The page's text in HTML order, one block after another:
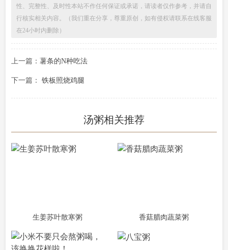
性、完整性、及时性本站不作任何保证或承诺，请读者仅作参考，并请自
行核实相关内容。（我们重在分享，尊重原创，如有侵权请联系在线客服
在24小时内删除）
上一篇： 薯条的N种吃法
下一篇： 铁板照烧鸡腿
汤粥相关推荐
生姜苏叶散寒粥 香菇腊肉蔬菜粥